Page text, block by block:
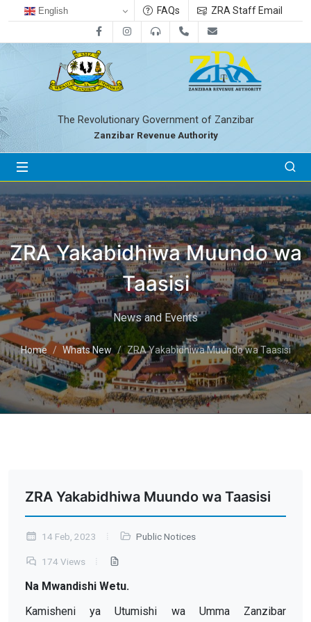
English FAQs
ZRA Staff Email
FacebookInstagram0800712533+255-24-2233041
The Revolutionary Government of Zanzibar
Zanzibar Revenue Authority
ZRA Yakabidhiwa Muundo wa
Taasisi
News and Events
Home Whats New ZRA Yakabidhiwa Muundo wa Taasisi
ZRA Yakabidhiwa Muundo wa Taasisi
14 Feb, 2023 Public Notices
174 Views
Na Mwandishi Wetu.
Kamisheni ya Utumishi wa Umma Zanzibar